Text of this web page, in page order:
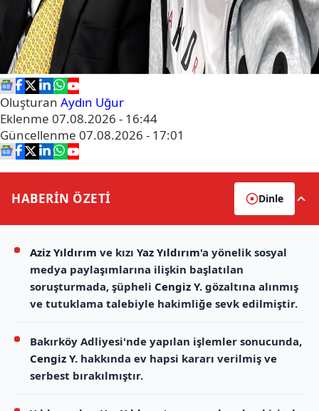
Oluşturan Aydın Uğur
Eklenme 07.08.2026 - 16:44
Güncellenme 07.08.2026 - 17:01
HABERİN ÖZETİ Dinle
Aziz Yıldırım ve kızı Yaz Yıldırım'a yönelik sosyal
medya paylaşımlarına ilişkin başlatılan
soruşturmada, şüpheli Cengiz Y. gözaltına alınmış
ve tutuklama talebiyle hakimliğe sevk edilmiştir.
Bakırköy Adliyesi'nde yapılan işlemler sonucunda,
Cengiz Y. hakkında ev hapsi kararı verilmiş ve
serbest bırakılmıştır.